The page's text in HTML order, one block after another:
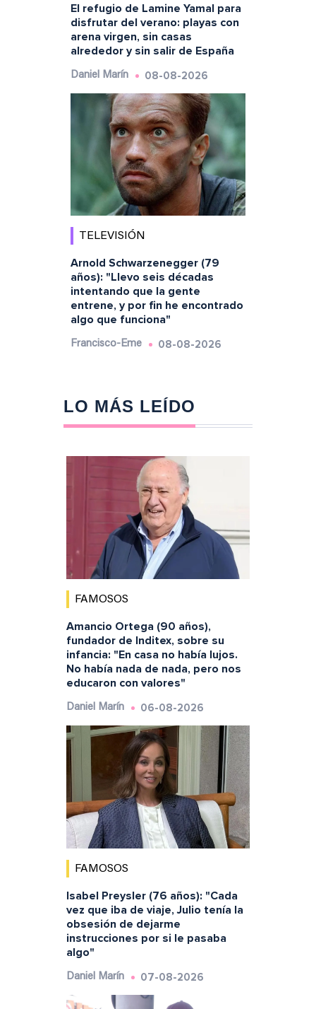
El refugio de Lamine Yamal para
disfrutar del verano: playas con
arena virgen, sin casas
alrededor y sin salir de España
Daniel Marín 08-08-2026
TELEVISIÓN
Arnold Schwarzenegger (79
años): "Llevo seis décadas
intentando que la gente
entrene, y por fin he encontrado
algo que funciona"
Francisco-Eme 08-08-2026
LO MÁS LEÍDO
FAMOSOS
Amancio Ortega (90 años),
fundador de Inditex, sobre su
infancia: "En casa no había lujos.
No había nada de nada, pero nos
educaron con valores"
Daniel Marín 06-08-2026
FAMOSOS
Isabel Preysler (76 años): "Cada
vez que iba de viaje, Julio tenía la
obsesión de dejarme
instrucciones por si le pasaba
algo"
Daniel Marín 07-08-2026